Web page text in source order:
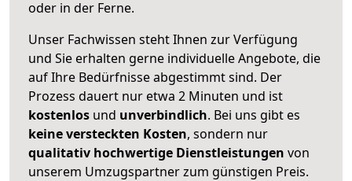
oder in der Ferne.
Unser Fachwissen steht Ihnen zur Verfügung
und Sie erhalten gerne individuelle Angebote, die
auf Ihre Bedürfnisse abgestimmt sind. Der
Prozess dauert nur etwa 2 Minuten und ist
kostenlos und unverbindlich. Bei uns gibt es
keine versteckten Kosten, sondern nur
qualitativ hochwertige Dienstleistungen von
unserem Umzugspartner zum günstigen Preis.